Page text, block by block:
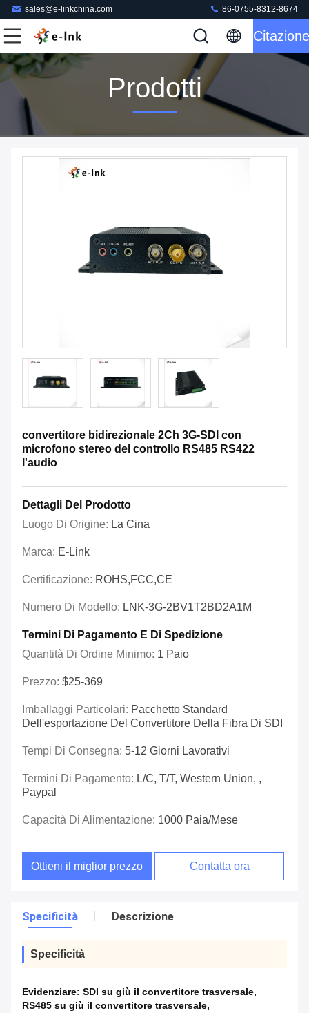
sales@e-linkchina.com 86-0755-8312-8674
Citazione
Prodotti
convertitore bidirezionale 2Ch 3G-SDI con
microfono stereo del controllo RS485 RS422
l'audio
Dettagli Del Prodotto
Luogo Di Origine: La Cina
Marca: E-Link
Certificazione: ROHS,FCC,CE
Numero Di Modello: LNK-3G-2BV1T2BD2A1M
Termini Di Pagamento E Di Spedizione
Quantità Di Ordine Minimo: 1 Paio
Prezzo: $25-369
Imballaggi Particolari: Pacchetto Standard
Dell'esportazione Del Convertitore Della Fibra Di SDI
Tempi Di Consegna: 5-12 Giorni Lavorativi
Termini Di Pagamento: L/C, T/T, Western Union, ,
Paypal
Capacità Di Alimentazione: 1000 Paia/mese
Ottieni il miglior prezzo Contatta ora
Specificità Descrizione
Specificità
Evidenziare: SDI su giù il convertitore trasversale,
RS485 su giù il convertitore trasversale,